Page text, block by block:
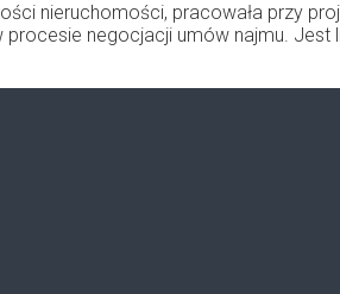
nieruchomości, pracowała przy
negocjacji umów najmu.